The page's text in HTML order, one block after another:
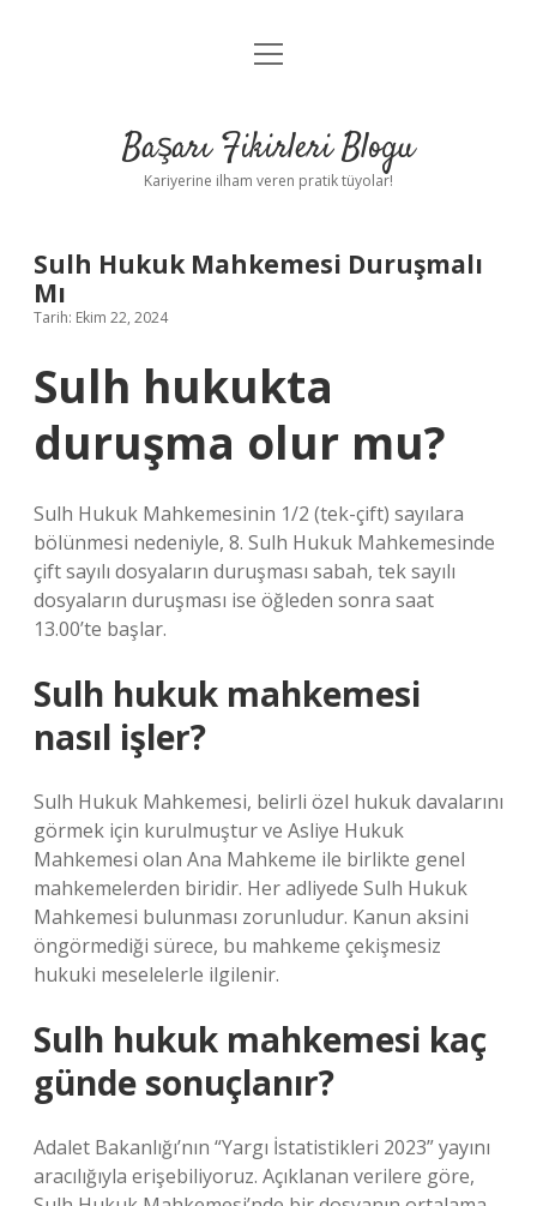
Anasayfa
Yasal Uyarı
menüyü
Başarı Fikirleri Blogu
Kariyerine ilham veren pratik tüyolar!
Sulh Hukuk Mahkemesi Duruşmalı
Mı
Tarih: Ekim 22, 2024
Sulh hukukta
duruşma olur mu?
Sulh Hukuk Mahkemesinin 1/2 (tek-çift) sayılara
bölünmesi nedeniyle, 8. Sulh Hukuk Mahkemesinde
çift sayılı dosyaların duruşması sabah, tek sayılı
dosyaların duruşması ise öğleden sonra saat
13.00’te başlar.
Sulh hukuk mahkemesi
nasıl işler?
Sulh Hukuk Mahkemesi, belirli özel hukuk davalarını
görmek için kurulmuştur ve Asliye Hukuk
Mahkemesi olan Ana Mahkeme ile birlikte genel
mahkemelerden biridir. Her adliyede Sulh Hukuk
Mahkemesi bulunması zorunludur. Kanun aksini
öngörmediği sürece, bu mahkeme çekişmesiz
hukuki meselelerle ilgilenir.
Sulh hukuk mahkemesi kaç
günde sonuçlanır?
Adalet Bakanlığı’nın “Yargı İstatistikleri 2023” yayını
aracılığıyla erişebiliyoruz. Açıklanan verilere göre,